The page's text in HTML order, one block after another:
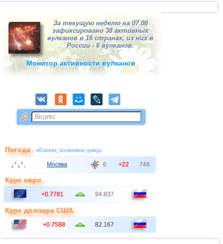
За текущую неделю на 07.08
зафиксировано 38 активных
вулканов в 16 странах, из них в
России - 6 вулканов.
Монитор активности вулканов
Погода- облачно, возможно дождь
Москва 6 +22 746
Курс евро
+0.7781 94.837
Курс доллара США
+0.7588 82.167